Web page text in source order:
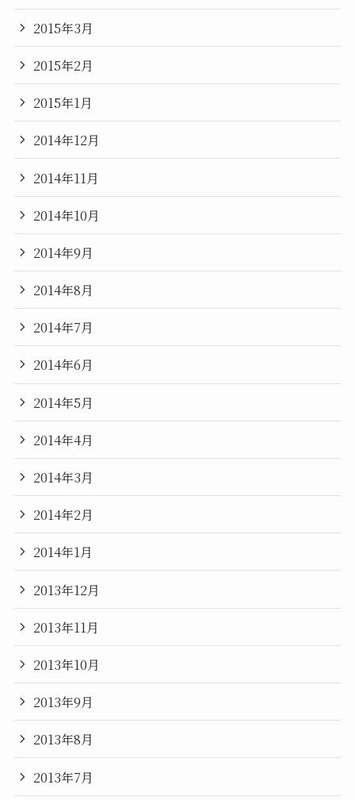
2015年3月
2015年2月
2015年1月
2014年12月
2014年11月
2014年10月
2014年9月
2014年8月
2014年7月
2014年6月
2014年5月
2014年4月
2014年3月
2014年2月
2014年1月
2013年12月
2013年11月
2013年10月
2013年9月
2013年8月
2013年7月